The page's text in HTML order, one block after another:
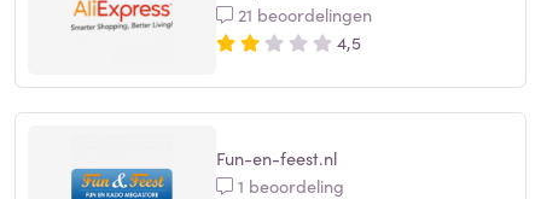
21 beoordelingen
4,5
Fun-en-feest.nl
1 beoordeling